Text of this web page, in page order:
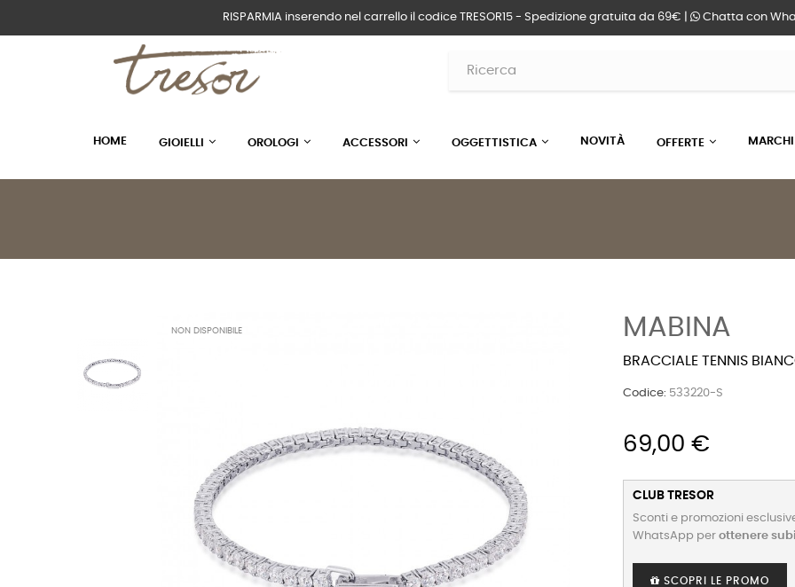
RISPARMIA inserendo nel carrello il codice TRESOR15 - Spedizione gratuita da 69€ | Chatta con
HOME GIOIELLI OROLOGI ACCESSORI OGGETTISTICA NOVITÀ OFFERTE MARCHI
NON DISPONIBILE MABINA
BRACCIALE TENNIS
Codice: 533220-S
69,00 €
CLUB TRESOR
Sconti e promozioni
WhatsApp per ottenere
SCOPRI LE PROMO